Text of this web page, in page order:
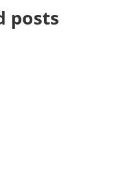
posts